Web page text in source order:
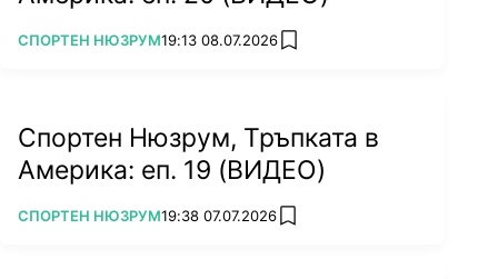
ПОВЕЧЕ ОТ
СПОРТЕН НЮЗРУМ19:13 08.07.2026 add favorites
Спортен Нюзрум, Тръпката в
Америка: еп. 19 (ВИДЕО)
ПОВЕЧЕ ОТ
СПОРТЕН НЮЗРУМ19:38 07.07.2026 add favorites